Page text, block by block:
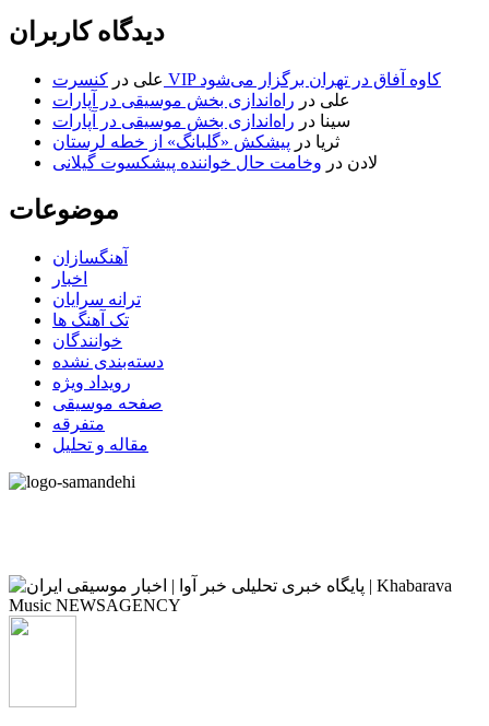
دیدگاه کاربران
علی در
کنسرت VIP کاوه آفاق در تهران برگزار می‌شود
علی در راه‌اندازی بخش موسیقی در آپارات
سینا در راه‌اندازی بخش موسیقی در آپارات
ثریا در پیشکش «گلبانگ» از خطه لرستان
لادن در وخامت حال خواننده پیشکسوت گیلانی
موضوعات
آهنگسازان
اخبار
ترانه سرایان
تک آهنگ ها
خوانندگان
دسته‌بندی نشده
رویداد ویژه
صفحه موسیقی
متفرقه
مقاله و تحلیل